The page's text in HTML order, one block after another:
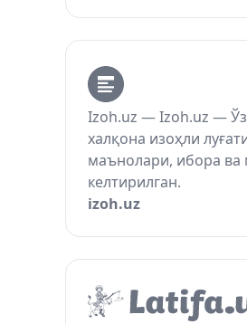
Izoh.uz — Izoh.uz —
халқона изоҳли
маънолари, ибора ва
келтирилган.
izoh.uz